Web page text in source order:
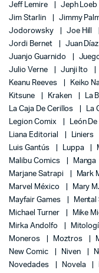
Jeff Lemire
Jeph Loeb
Jim Starlin
Jimmy
Jodorowsky
Joe Hill
Jordi Bernet
Juan
Juanjo Guarnido
Julio Verne
Junji Ito
Keanu Reeves
Keiko
Kitsune
Kraken
La
La Caja De Cerillos
La
Legion Comix
León
Liana Editorial
Liniers
Luis Gantús
Luppa
Malibu Comics
Manga
Marjane Satrapi
Mark
Marvel México
Mary
Mayfair Games
Michael Turner
Mike
Mirka Andolfo
Moneros
Moztros
New Comic
Niven
Novedades
Novela